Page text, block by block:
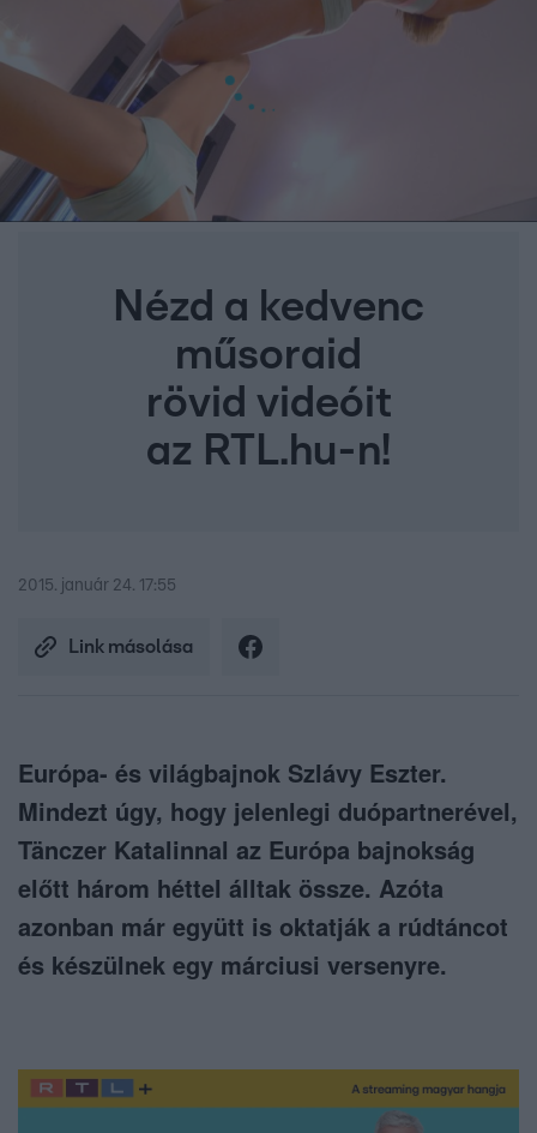
Nézd a kedvenc
műsoraid
rövid videóit
az RTL.hu-n!
2015. január 24. 17:55
Link másolása
Európa- és világbajnok Szlávy Eszter.
Mindezt úgy, hogy jelenlegi duópartnerével,
Tänczer Katalinnal az Európa bajnokság
előtt három héttel álltak össze. Azóta
azonban már együtt is oktatják a rúdtáncot
és készülnek egy márciusi versenyre.